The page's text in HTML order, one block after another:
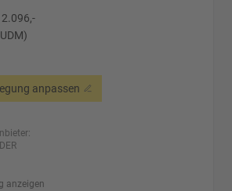
anpassen
anzeigen